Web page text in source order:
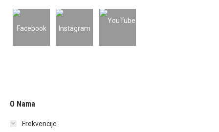
O Nama
Frekvencije